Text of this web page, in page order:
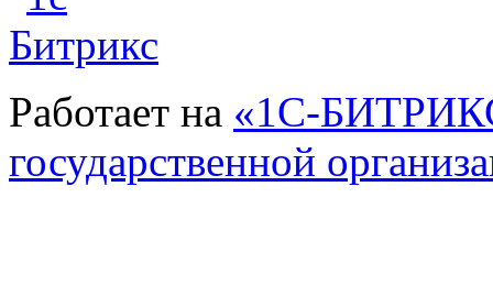
Работает на «1С-
государственной